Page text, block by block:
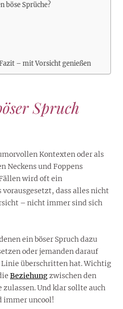
böse Sprüche?
– mit Vorsicht genießen
Spruch
Kontexten oder als
Neckens und Foppens
wird oft ein
vorausgesetzt, dass alles nicht
– nicht immer sind sich
ein böser Spruch dazu
oder jemanden darauf
überschritten hat. Wichtig
Beziehungzwischen den
Und klar sollte auch
immer uncool!